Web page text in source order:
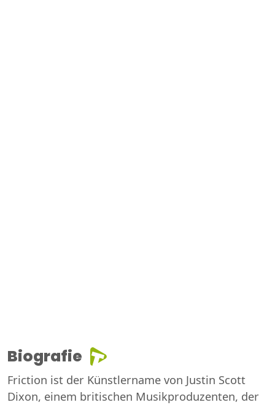
Biografie
Friction ist der Künstlername von Justin Scott
Dixon, einem britischen Musikproduzenten, der